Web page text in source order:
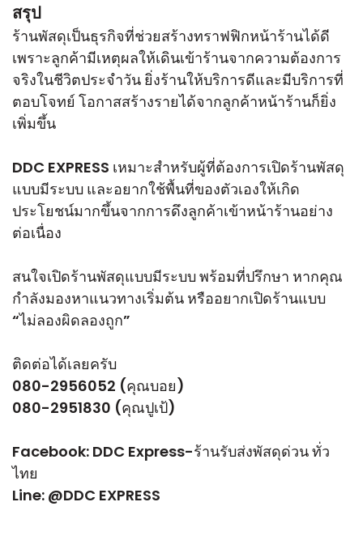
สรุป
ร้านพัสดุเป็นธุรกิจที่ช่วยสร้างทราฟฟิกหน้าร้านได้ดี
เพราะลูกค้ามีเหตุผลให้เดินเข้าร้านจากความต้องการ
จริงในชีวิตประจำวัน ยิ่งร้านให้บริการดีและมีบริการที่
ตอบโจทย์ โอกาสสร้างรายได้จากลูกค้าหน้าร้านก็ยิ่ง
เพิ่มขึ้น
DDC EXPRESS เหมาะสำหรับผู้ที่ต้องการเปิดร้านพัสดุ
แบบมีระบบ และอยากใช้พื้นที่ของตัวเองให้เกิด
ประโยชน์มากขึ้นจากการดึงลูกค้าเข้าหน้าร้านอย่าง
ต่อเนื่อง
สนใจเปิดร้านพัสดุแบบมีระบบ พร้อมที่ปรึกษา หากคุณ
กำลังมองหาแนวทางเริ่มต้น หรืออยากเปิดร้านแบบ
“ไม่ลองผิดลองถูก”
ติดต่อได้เลยครับ
080-2956052 (คุณบอย)
080-2951830 (คุณปูเป้)
Facebook: DDC Express-ร้านรับส่งพัสดุด่วน ทั่ว
ไทย
Line: @DDC EXPRESS